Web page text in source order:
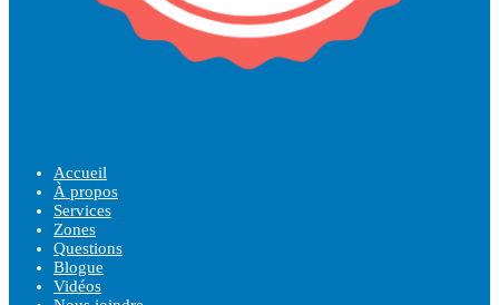
Accueil
À propos
Services
Zones
Questions
Blogue
Vidéos